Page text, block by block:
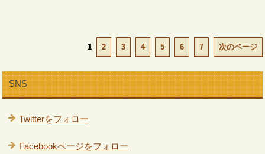
1 2 3 4 5 6 7 次のページ
SNS
Twitterをフォロー
Facebookページをフォロー